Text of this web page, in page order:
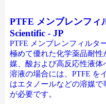
PTFE メンブレンフィ
Scientific - JP
PTFE メンブレンフィルタ
極めて優れた化学薬品耐
媒、酸および高反応性液
溶液の場合には、PTFE を
はエタノールなどの溶媒
が必要です。